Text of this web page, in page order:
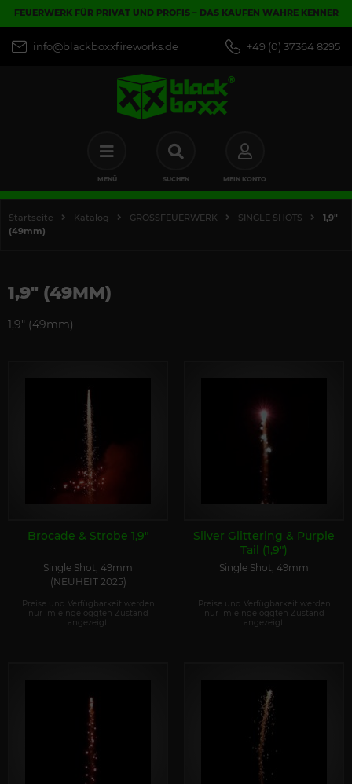
FEUERWERK FÜR PRIVAT UND PROFIS – DAS KAUFEN WAHRE KENNER
info@blackboxxfireworks.de +49 (0) 37364 8295
MENÜ SUCHEN MEIN KONTO
Startseite Katalog GROSSFEUERWERK SINGLE SHOTS
1,9"
(49mm)
1,9" (49MM)
1,9" (49mm)
Brocade & Strobe 1,9"
Single Shot, 49mm
(NEUHEIT 2025)
Preise und Verfügbarkeit werden
nur im eingeloggten Zustand
angezeigt.
Silver Glittering & Purple
Tail (1,9")
Single Shot, 49mm
Preise und Verfügbarkeit werden
nur im eingeloggten Zustand
angezeigt.